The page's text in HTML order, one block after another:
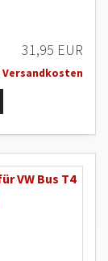
31,95 EUR
Versandkosten